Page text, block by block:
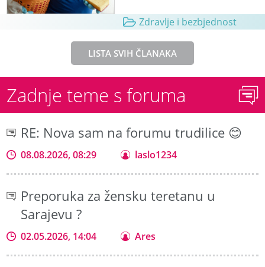
Zdravlje i bezbjednost
LISTA SVIH ČLANAKA
Zadnje teme s foruma
RE: Nova sam na forumu trudilice 😊
08.08.2026, 08:29 laslo1234
Preporuka za žensku teretanu u
Sarajevu ?
02.05.2026, 14:04 Ares